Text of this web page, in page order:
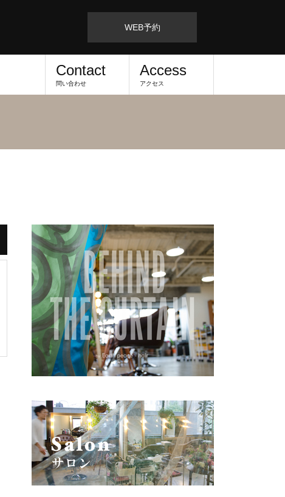
WEB予約
Contact
問い合わせ
Access
アクセス